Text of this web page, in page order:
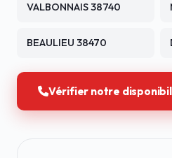
VALBONNAIS 38740
BEAULIEU 38470
Vérifier notre